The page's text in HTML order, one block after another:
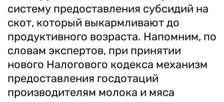
систему предоставления субсидий на
скот, который выкармливают до
продуктивного возраста. Напомним, по
словам экспертов, при принятии
нового Налогового кодекса механизм
предоставления госдотаций
производителям молока и мяса